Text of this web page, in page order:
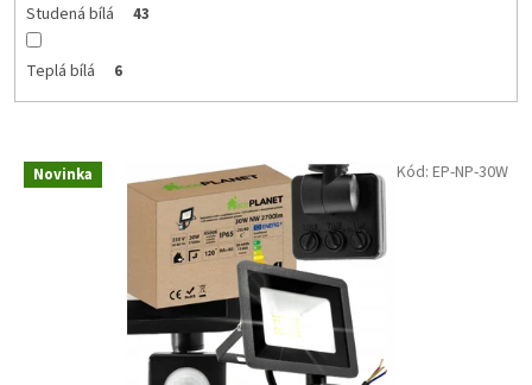
Studená bílá 43
Teplá bílá 6
V Novinka Kód: EP-NP-30W